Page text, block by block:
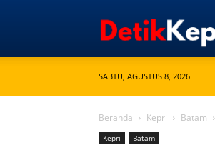
SABTU, AGUSTUS 8, 2026
Beranda Kepri Batam
Kepri Batam